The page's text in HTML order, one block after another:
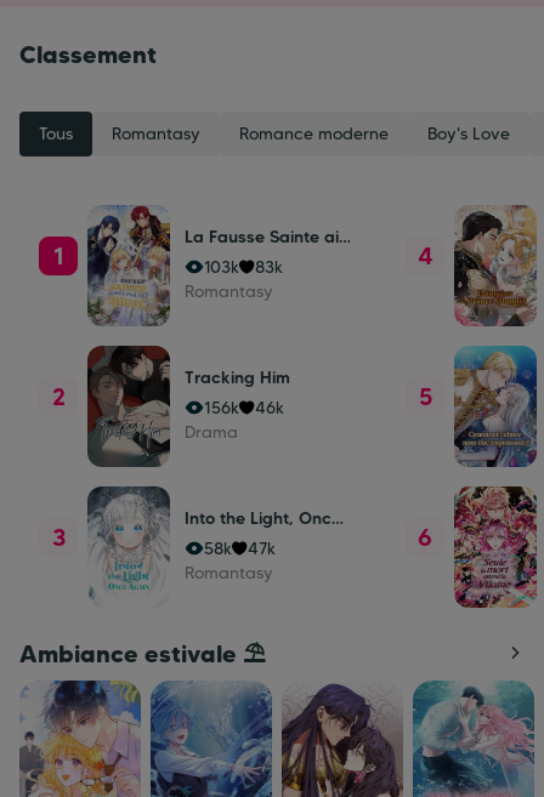
Classement
Tous Romantasy Romance moderne Boy's Love
1
La Fausse Sainte aimée par les Dieux
103k
83k
Romantasy
2
Tracking Him
156k
46k
Drama
3
Into the Light, Once Again
58k
47k
Romantasy
4
5
6
Ambiance estivale ⛱️